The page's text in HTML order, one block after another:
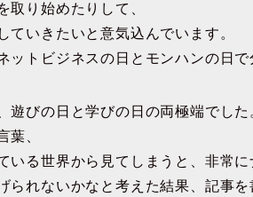
取り始めたりして、
ていきたいと意気込んでいます。
ットビジネスの日とモンハンの日で
遊びの日と学びの日の両極端でした
葉、
いる世界から見てしまうと、非常に
られないかなと考えた結果、記事